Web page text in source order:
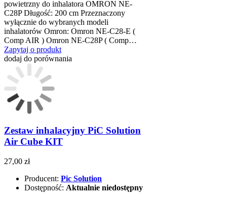
powietrzny do inhalatora OMRON NE-
C28P Długość: 200 cm Przeznaczony
wyłącznie do wybranych modeli
inhalatorów Omron: Omron NE-C28-E (
Comp AIR ) Omron NE-C28P ( Comp…
Zapytaj o produkt
dodaj do porównania
Zestaw inhalacyjny PiC Solution
Air Cube KIT
27,00 zł
Producent: Pic Solution
Dostępność: Aktualnie niedostępny